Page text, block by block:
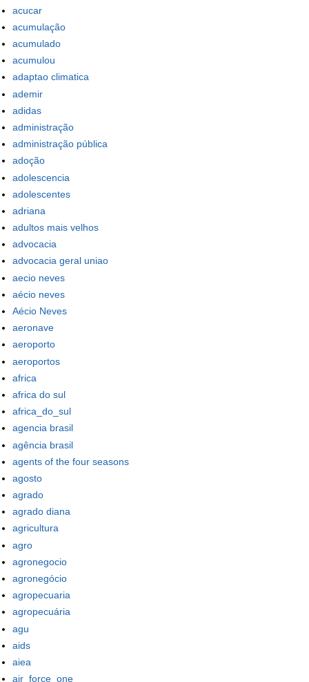
acucar
acumulação
acumulado
acumulou
adaptao climatica
ademir
adidas
administração
administração pública
adoção
adolescencia
adolescentes
adriana
adultos mais velhos
advocacia
advocacia geral uniao
aecio neves
aécio neves
Aécio Neves
aeronave
aeroporto
aeroportos
africa
africa do sul
africa_do_sul
agencia brasil
agência brasil
agents of the four seasons
agosto
agrado
agrado diana
agricultura
agro
agronegocio
agronegócio
agropecuaria
agropecuária
agu
aids
aiea
air_force_one